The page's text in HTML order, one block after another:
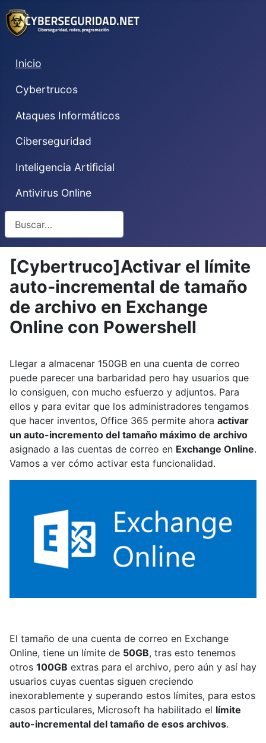
Inicio
Cybertrucos
Ataques Informáticos
Ciberseguridad
Inteligencia Artificial
Antivirus Online
[Cybertruco]Activar el límite
auto-incremental de tamaño
de archivo en Exchange
Online con Powershell
Llegar a almacenar 150GB en una cuenta de correo
puede parecer una barbaridad pero hay usuarios que
lo consiguen, con mucho esfuerzo y adjuntos. Para
ellos y para evitar que los administradores tengamos
que hacer inventos, Office 365 permite ahora activar
un auto-incremento del tamaño máximo de archivo
asignado a las cuentas de correo en Exchange Online.
Vamos a ver cómo activar esta funcionalidad.
El tamaño de una cuenta de correo en Exchange
Online, tiene un límite de 50GB, tras esto tenemos
otros 100GB extras para el archivo, pero aún y así hay
usuarios cuyas cuentas siguen creciendo
inexorablemente y superando estos límites, para estos
casos particulares, Microsoft ha habilitado el límite
auto-incremental del tamaño de esos archivos.